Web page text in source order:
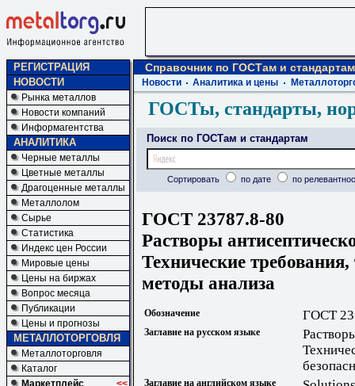
РЕГИСТРАЦИЯ
НОВОСТИ
Рынка металлов
Новости компаний
Информагентства
АНАЛИТИКА
Черные металлы
Цветные металлы
Драгоценные металлы
Металлолом
Сырье
Статистика
Индекс цен России
Мировые цены
Цены на биржах
Вопрос месяца
Публикации
Цены и прогнозы
МЕТАЛЛОТОРГОВЛЯ
Металлоторговля
Каталог
Маркетплейс
<<
Справочник по ГОСТам и стандартам
Новости Аналитика и цены
ГОСТы, стандарты,
Поиск по ГОСТам и стандартам
Сортировать по дате по
ГОСТ 23787.8-80
Растворы
Технические
методы анализа
Обозначение ГОСТ
Заглавие на русском языке
Заглавие на английском языке